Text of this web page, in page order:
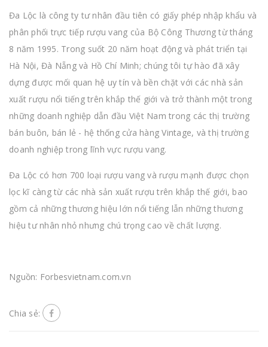
Đa Lộc là công ty tư nhân đầu tiên có giấy phép nhập khẩu và
phân phối trực tiếp rượu vang của Bộ Công Thương từ tháng
8 năm 1995. Trong suốt 20 năm hoạt động và phát triển tại
Hà Nội, Đà Nẵng và Hồ Chí Minh; chúng tôi tự hào đã xây
dựng được mối quan hệ uy tín và bền chặt với các nhà sản
xuất rượu nổi tiếng trên khắp thế giới và trở thành một trong
những doanh nghiệp dẫn đầu Việt Nam trong các thị trường
bán buôn, bán lẻ - hệ thống cửa hàng Vintage, và thị trường
doanh nghiệp trong lĩnh vực rượu vang.
Đa Lộc có hơn 700 loại rượu vang và rượu mạnh được chọn
lọc kĩ càng từ các nhà sản xuất rượu trên khắp thế giới, bao
gồm cả những thương hiệu lớn nổi tiếng lẫn những thương
hiệu tư nhân nhỏ nhưng chú trọng cao về chất lượng.
Nguồn: Forbesvietnam.com.vn
Chia sẻ: